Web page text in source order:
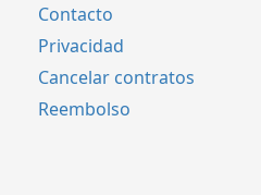
Contacto
Privacidad
Cancelar contratos
Reembolso